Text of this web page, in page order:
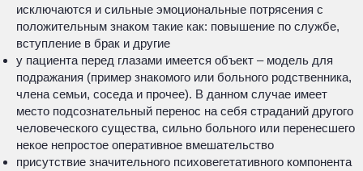
исключаются и сильные эмоциональные потрясения с
положительным знаком такие как: повышение по службе,
вступление в брак и другие
у пациента перед глазами имеется объект – модель для
подражания (пример знакомого или больного родственника,
члена семьи, соседа и прочее). В данном случае имеет
место подсознательный перенос на себя страданий другого
человеческого существа, сильно больного или перенесшего
некое непростое оперативное вмешательство
присутствие значительного психовегетативного компонента